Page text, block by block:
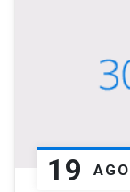
19 AGO